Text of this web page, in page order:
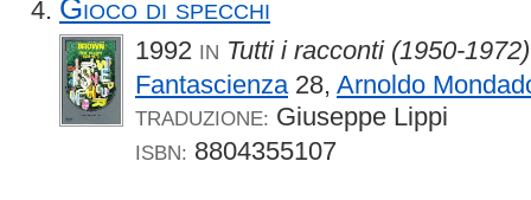
Gioco di specchi
1992 IN Tutti i racconti (1950-1972)
Fantascienza 28, Arnoldo
TRADUZIONE: Giuseppe Lippi
ISBN: 8804355107